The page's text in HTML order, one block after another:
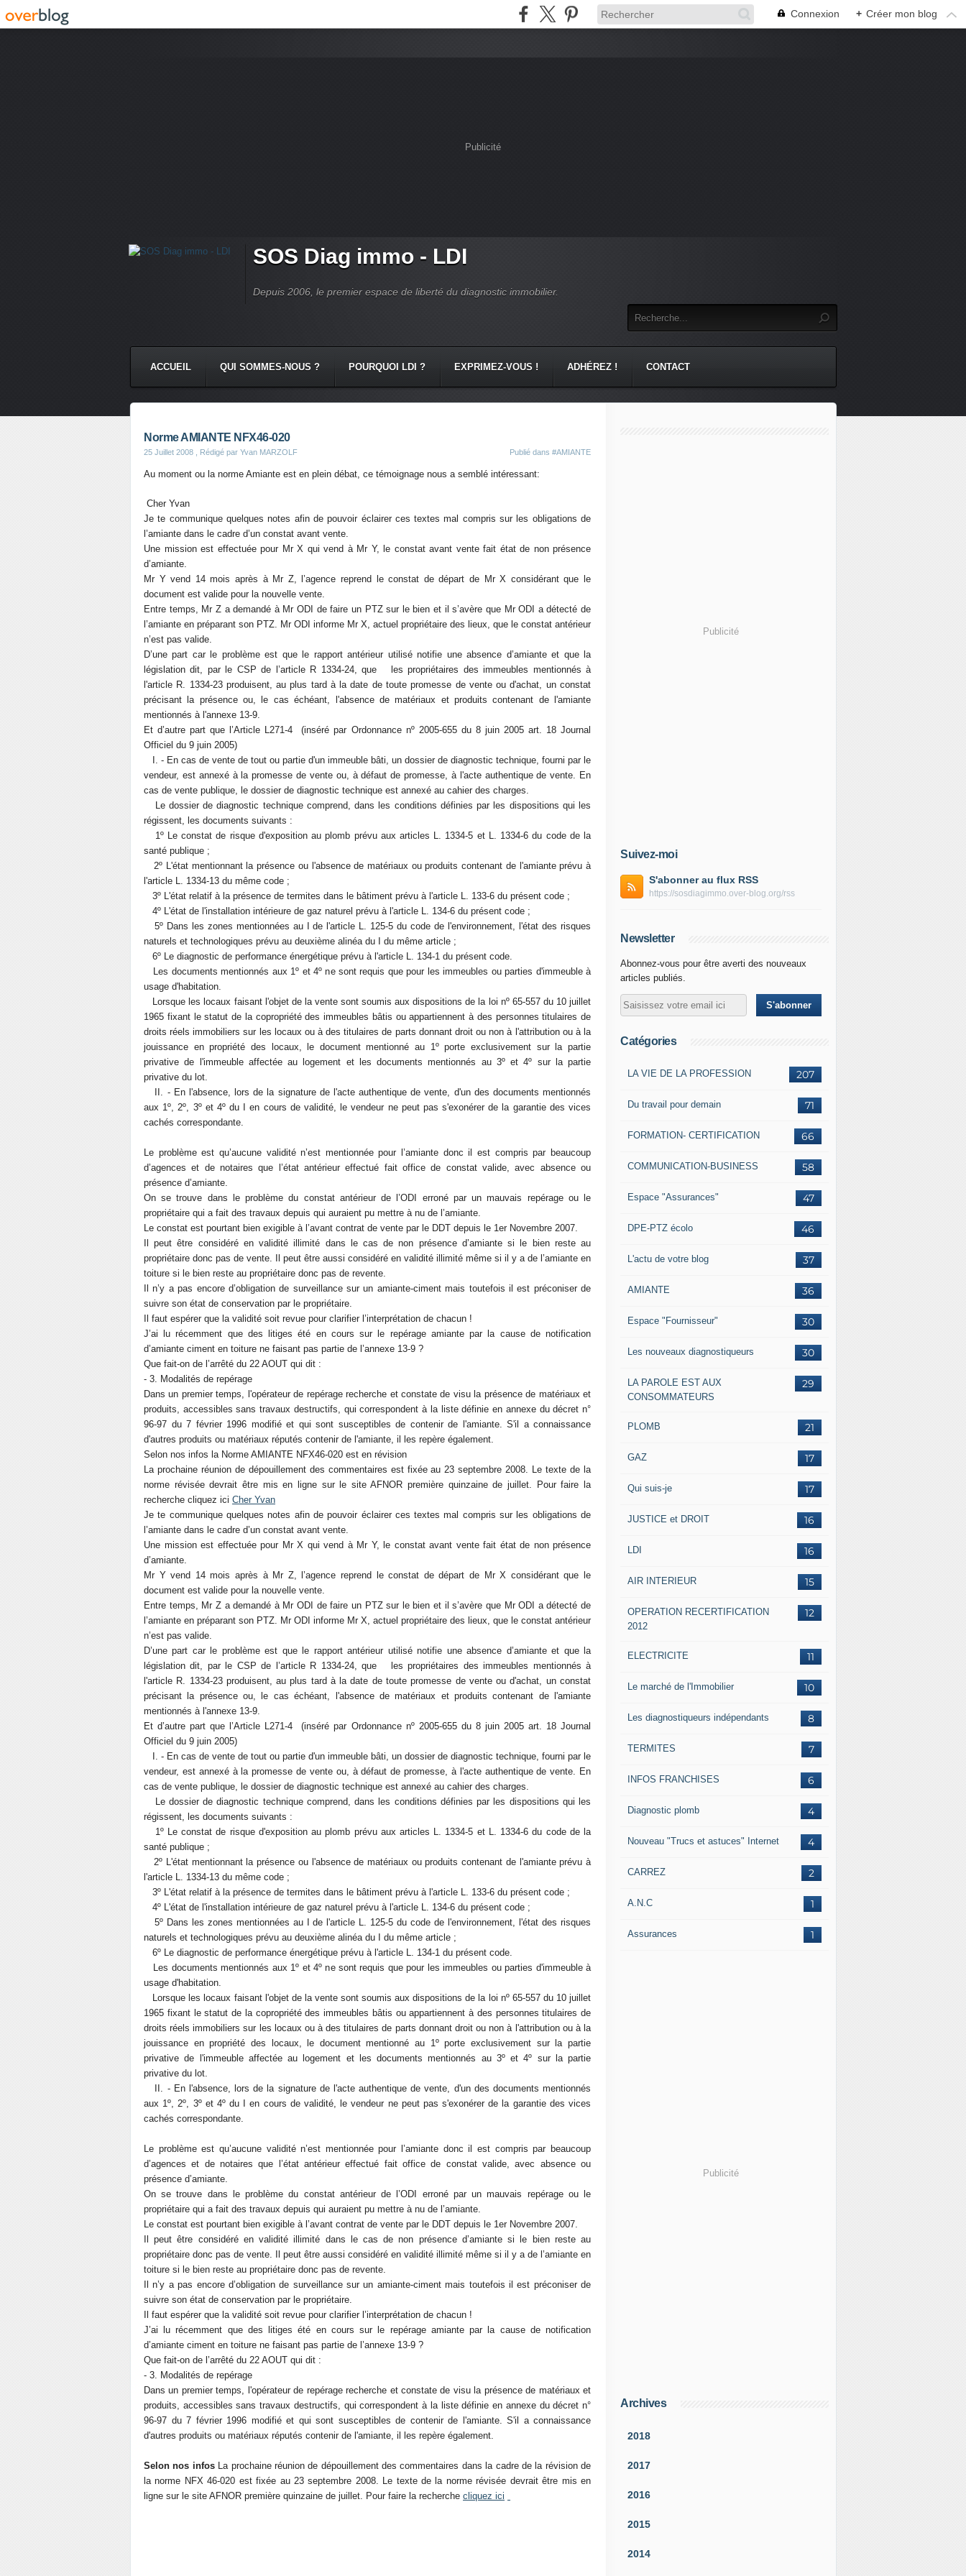
Connexion + Créer mon blog
Publicité
SOS Diag immo - LDI
Depuis 2006, le premier espace de liberté du diagnostic immobilier.
ACCUEIL QUI SOMMES-NOUS ? POURQUOI LDI ? EXPRIMEZ-VOUS ! ADHÉREZ ! CONTACT
Norme AMIANTE NFX46-020
25 Juillet 2008 , Rédigé par Yvan MARZOLF Publié dans #AMIANTE
Au moment ou la norme Amiante est en plein débat, ce témoignage nous a semblé intéressant:
Cher Yvan
Je te communique quelques notes afin de pouvoir éclairer ces textes mal compris sur les obligations de
l’amiante dans le cadre d’un constat avant vente.
Une mission est effectuée pour Mr X qui vend à Mr Y, le constat avant vente fait état de non présence
d’amiante.
Mr Y vend 14 mois après à Mr Z, l’agence reprend le constat de départ de Mr X considérant que le
document est valide pour la nouvelle vente.
Entre temps, Mr Z a demandé à Mr ODI de faire un PTZ sur le bien et il s’avère que Mr ODI a détecté de
l’amiante en préparant son PTZ. Mr ODI informe Mr X, actuel propriétaire des lieux, que le constat antérieur
n’est pas valide.
D’une part car le problème est que le rapport antérieur utilisé notifie une absence d’amiante et que la
législation dit, par le CSP de l’article R 1334-24, que les propriétaires des immeubles mentionnés à
l'article R. 1334-23 produisent, au plus tard à la date de toute promesse de vente ou d'achat, un constat
précisant la présence ou, le cas échéant, l'absence de matériaux et produits contenant de l'amiante
mentionnés à l'annexe 13-9.
Et d’autre part que l’Article L271-4 (inséré par Ordonnance nº 2005-655 du 8 juin 2005 art. 18 Journal
Officiel du 9 juin 2005)
I. - En cas de vente de tout ou partie d'un immeuble bâti, un dossier de diagnostic technique, fourni par le
vendeur, est annexé à la promesse de vente ou, à défaut de promesse, à l'acte authentique de vente. En
cas de vente publique, le dossier de diagnostic technique est annexé au cahier des charges.
Le dossier de diagnostic technique comprend, dans les conditions définies par les dispositions qui les
régissent, les documents suivants :
1º Le constat de risque d'exposition au plomb prévu aux articles L. 1334-5 et L. 1334-6 du code de la
santé publique ;
2º L'état mentionnant la présence ou l'absence de matériaux ou produits contenant de l'amiante prévu à
l'article L. 1334-13 du même code ;
3º L'état relatif à la présence de termites dans le bâtiment prévu à l'article L. 133-6 du présent code ;
4º L'état de l'installation intérieure de gaz naturel prévu à l'article L. 134-6 du présent code ;
5º Dans les zones mentionnées au I de l'article L. 125-5 du code de l'environnement, l'état des risques
naturels et technologiques prévu au deuxième alinéa du I du même article ;
6º Le diagnostic de performance énergétique prévu à l'article L. 134-1 du présent code.
Les documents mentionnés aux 1º et 4º ne sont requis que pour les immeubles ou parties d'immeuble à
usage d'habitation.
Lorsque les locaux faisant l'objet de la vente sont soumis aux dispositions de la loi nº 65-557 du 10 juillet
1965 fixant le statut de la copropriété des immeubles bâtis ou appartiennent à des personnes titulaires de
droits réels immobiliers sur les locaux ou à des titulaires de parts donnant droit ou non à l'attribution ou à la
jouissance en propriété des locaux, le document mentionné au 1º porte exclusivement sur la partie
privative de l'immeuble affectée au logement et les documents mentionnés au 3º et 4º sur la partie
privative du lot.
II. - En l'absence, lors de la signature de l'acte authentique de vente, d'un des documents mentionnés
aux 1º, 2º, 3º et 4º du I en cours de validité, le vendeur ne peut pas s'exonérer de la garantie des vices
cachés correspondante.
Le problème est qu’aucune validité n’est mentionnée pour l’amiante donc il est compris par beaucoup
d’agences et de notaires que l’état antérieur effectué fait office de constat valide, avec absence ou
présence d’amiante.
On se trouve dans le problème du constat antérieur de l’ODI erroné par un mauvais repérage ou le
propriétaire qui a fait des travaux depuis qui auraient pu mettre à nu de l’amiante.
Le constat est pourtant bien exigible à l’avant contrat de vente par le DDT depuis le 1er Novembre 2007.
Il peut être considéré en validité illimité dans le cas de non présence d’amiante si le bien reste au
propriétaire donc pas de vente. Il peut être aussi considéré en validité illimité même si il y a de l’amiante en
toiture si le bien reste au propriétaire donc pas de revente.
Il n’y a pas encore d’obligation de surveillance sur un amiante-ciment mais toutefois il est préconiser de
suivre son état de conservation par le propriétaire.
Il faut espérer que la validité soit revue pour clarifier l’interprétation de chacun !
J’ai lu récemment que des litiges été en cours sur le repérage amiante par la cause de notification
d’amiante ciment en toiture ne faisant pas partie de l’annexe 13-9 ?
Que fait-on de l’arrêté du 22 AOUT qui dit :
- 3. Modalités de repérage
Dans un premier temps, l'opérateur de repérage recherche et constate de visu la présence de matériaux et
produits, accessibles sans travaux destructifs, qui correspondent à la liste définie en annexe du décret n°
96-97 du 7 février 1996 modifié et qui sont susceptibles de contenir de l'amiante. S'il a connaissance
d'autres produits ou matériaux réputés contenir de l'amiante, il les repère également.
Selon nos infos la Norme AMIANTE NFX46-020 est en révision
La prochaine réunion de dépouillement des commentaires est fixée au 23 septembre 2008. Le texte de la
norme révisée devrait être mis en ligne sur le site AFNOR première quinzaine de juillet. Pour faire la
recherche cliquez ici Cher Yvan
Je te communique quelques notes afin de pouvoir éclairer ces textes mal compris sur les obligations de
l’amiante dans le cadre d’un constat avant vente.
Une mission est effectuée pour Mr X qui vend à Mr Y, le constat avant vente fait état de non présence
d’amiante.
Mr Y vend 14 mois après à Mr Z, l’agence reprend le constat de départ de Mr X considérant que le
document est valide pour la nouvelle vente.
Entre temps, Mr Z a demandé à Mr ODI de faire un PTZ sur le bien et il s’avère que Mr ODI a détecté de
l’amiante en préparant son PTZ. Mr ODI informe Mr X, actuel propriétaire des lieux, que le constat antérieur
n’est pas valide.
D’une part car le problème est que le rapport antérieur utilisé notifie une absence d’amiante et que la
législation dit, par le CSP de l’article R 1334-24, que les propriétaires des immeubles mentionnés à
l'article R. 1334-23 produisent, au plus tard à la date de toute promesse de vente ou d'achat, un constat
précisant la présence ou, le cas échéant, l'absence de matériaux et produits contenant de l'amiante
mentionnés à l'annexe 13-9.
Et d’autre part que l’Article L271-4 (inséré par Ordonnance nº 2005-655 du 8 juin 2005 art. 18 Journal
Officiel du 9 juin 2005)
I. - En cas de vente de tout ou partie d'un immeuble bâti, un dossier de diagnostic technique, fourni par le
vendeur, est annexé à la promesse de vente ou, à défaut de promesse, à l'acte authentique de vente. En
cas de vente publique, le dossier de diagnostic technique est annexé au cahier des charges.
Le dossier de diagnostic technique comprend, dans les conditions définies par les dispositions qui les
régissent, les documents suivants :
1º Le constat de risque d'exposition au plomb prévu aux articles L. 1334-5 et L. 1334-6 du code de la
santé publique ;
2º L'état mentionnant la présence ou l'absence de matériaux ou produits contenant de l'amiante prévu à
l'article L. 1334-13 du même code ;
3º L'état relatif à la présence de termites dans le bâtiment prévu à l'article L. 133-6 du présent code ;
4º L'état de l'installation intérieure de gaz naturel prévu à l'article L. 134-6 du présent code ;
5º Dans les zones mentionnées au I de l'article L. 125-5 du code de l'environnement, l'état des risques
naturels et technologiques prévu au deuxième alinéa du I du même article ;
6º Le diagnostic de performance énergétique prévu à l'article L. 134-1 du présent code.
Les documents mentionnés aux 1º et 4º ne sont requis que pour les immeubles ou parties d'immeuble à
usage d'habitation.
Lorsque les locaux faisant l'objet de la vente sont soumis aux dispositions de la loi nº 65-557 du 10 juillet
1965 fixant le statut de la copropriété des immeubles bâtis ou appartiennent à des personnes titulaires de
droits réels immobiliers sur les locaux ou à des titulaires de parts donnant droit ou non à l'attribution ou à la
jouissance en propriété des locaux, le document mentionné au 1º porte exclusivement sur la partie
privative de l'immeuble affectée au logement et les documents mentionnés au 3º et 4º sur la partie
privative du lot.
II. - En l'absence, lors de la signature de l'acte authentique de vente, d'un des documents mentionnés
aux 1º, 2º, 3º et 4º du I en cours de validité, le vendeur ne peut pas s'exonérer de la garantie des vices
cachés correspondante.
Le problème est qu’aucune validité n’est mentionnée pour l’amiante donc il est compris par beaucoup
d’agences et de notaires que l’état antérieur effectué fait office de constat valide, avec absence ou
présence d’amiante.
On se trouve dans le problème du constat antérieur de l’ODI erroné par un mauvais repérage ou le
propriétaire qui a fait des travaux depuis qui auraient pu mettre à nu de l’amiante.
Le constat est pourtant bien exigible à l’avant contrat de vente par le DDT depuis le 1er Novembre 2007.
Il peut être considéré en validité illimité dans le cas de non présence d’amiante si le bien reste au
propriétaire donc pas de vente. Il peut être aussi considéré en validité illimité même si il y a de l’amiante en
toiture si le bien reste au propriétaire donc pas de revente.
Il n’y a pas encore d’obligation de surveillance sur un amiante-ciment mais toutefois il est préconiser de
suivre son état de conservation par le propriétaire.
Il faut espérer que la validité soit revue pour clarifier l’interprétation de chacun !
J’ai lu récemment que des litiges été en cours sur le repérage amiante par la cause de notification
d’amiante ciment en toiture ne faisant pas partie de l’annexe 13-9 ?
Que fait-on de l’arrêté du 22 AOUT qui dit :
- 3. Modalités de repérage
Dans un premier temps, l'opérateur de repérage recherche et constate de visu la présence de matériaux et
produits, accessibles sans travaux destructifs, qui correspondent à la liste définie en annexe du décret n°
96-97 du 7 février 1996 modifié et qui sont susceptibles de contenir de l'amiante. S'il a connaissance
d'autres produits ou matériaux réputés contenir de l'amiante, il les repère également.
Selon nos infosLa prochaine réunion de dépouillement des commentaires dans la cadre de la révision de
la norme NFX 46-020 est fixée au 23 septembre 2008. Le texte de la norme révisée devrait être mis en
ligne sur le site AFNOR première quinzaine de juillet. Pour faire la recherche cliquez ici
Publicité
Suivez-moi
S'abonner au flux RSS
https://sosdiagimmo.over-blog.org/rss
Newsletter
Abonnez-vous pour être averti des nouveaux
articles publiés.
Catégories
207
LA VIE DE LA PROFESSION
71
Du travail pour demain
66
FORMATION- CERTIFICATION
58
COMMUNICATION-BUSINESS
47
Espace "Assurances"
46
DPE-PTZ écolo
37
L'actu de votre blog
36
AMIANTE
30
Espace "Fournisseur"
30
Les nouveaux diagnostiqueurs
29
LA PAROLE EST AUX
CONSOMMATEURS
21
PLOMB
17
GAZ
17
Qui suis-je
16
JUSTICE et DROIT
16
LDI
15
AIR INTERIEUR
12
OPERATION RECERTIFICATION
2012
11
ELECTRICITE
10
Le marché de l'Immobilier
8
Les diagnostiqueurs indépendants
7
TERMITES
6
INFOS FRANCHISES
4
Diagnostic plomb
4
Nouveau "Trucs et astuces" Internet
2
CARREZ
1
A.N.C
1
Assurances
Publicité
Archives
2018
2017
2016
2015
2014